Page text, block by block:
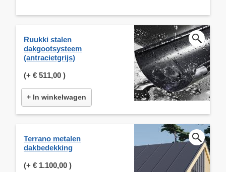
Ruukki stalen
dakgootsysteem
(antracietgrijs)
(+ € 511,00 )
+ In winkelwagen
Terrano metalen
dakbedekking
(+ € 1.100,00 )